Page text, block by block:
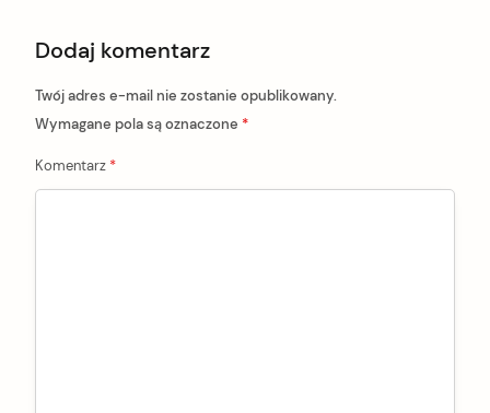
i
o
n
Dodaj komentarz
Twój adres e-mail nie zostanie opublikowany.
Wymagane pola są oznaczone *
Komentarz *